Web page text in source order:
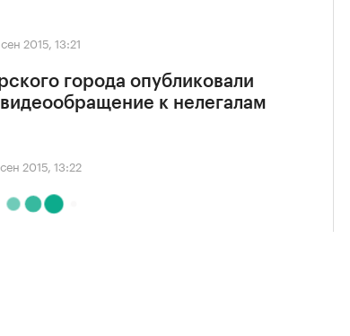
2015, 13:21
города опубликовали
к нелегалам
2015, 13:22